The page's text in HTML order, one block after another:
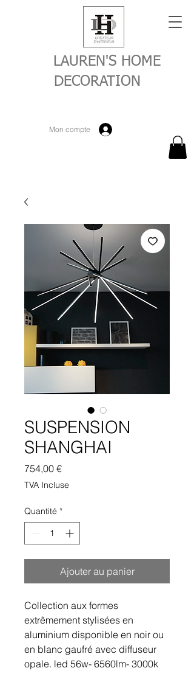
LAUREN'S HOME
DECORATION
Mon compte
SUSPENSION
SHANGHAI
754,00 €Prix
TVA Incluse
Quantité *
Ajouter au panier
Collection aux formes
extrêmement stylisées en
aluminium disponible en noir ou
en blanc gaufré avec diffuseur
opale. led 56w- 6560lm- 3000k